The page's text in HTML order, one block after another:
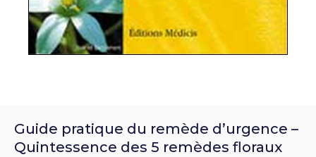
Guide pratique du remède d’urgence –
Quintessence des 5 remèdes floraux